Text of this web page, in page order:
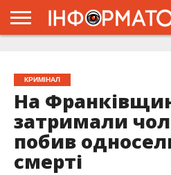
КРИМІНАЛ
На
затримали
побив
смерті